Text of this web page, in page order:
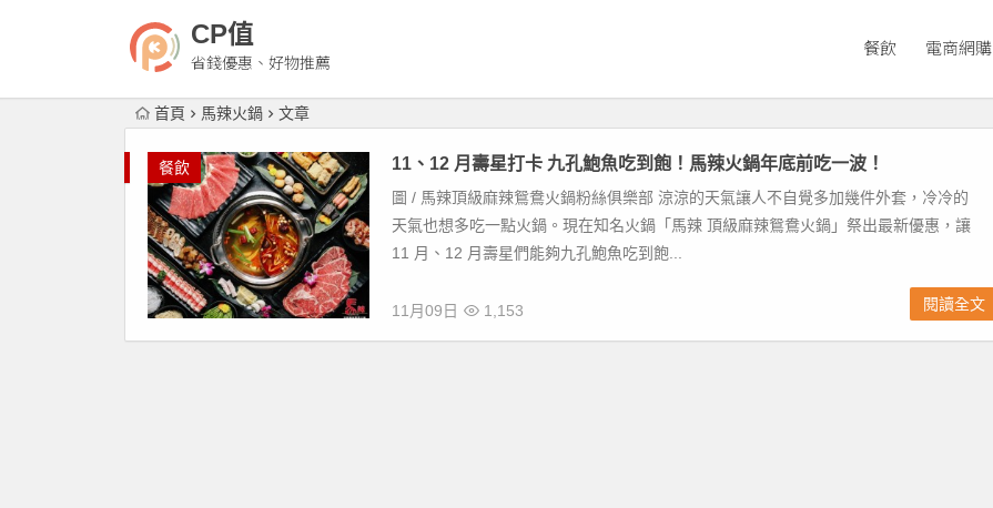
CP值
省錢優惠、好物推薦
餐飲 電商網購
首頁 馬辣火鍋 文章
餐飲 11、12 月壽星打卡 九孔鮑魚吃到飽！馬辣火鍋年底前吃一波！
圖 / 馬辣頂級麻辣鴛鴦火鍋粉絲俱樂部 涼涼的天氣讓人不自覺多加幾件外套，冷冷的
天氣也想多吃一點火鍋。現在知名火鍋「馬辣 頂級麻辣鴛鴦火鍋」祭出最新優惠，讓
11 月、12 月壽星們能夠九孔鮑魚吃到飽...
11月09日 1,153 閱讀全文